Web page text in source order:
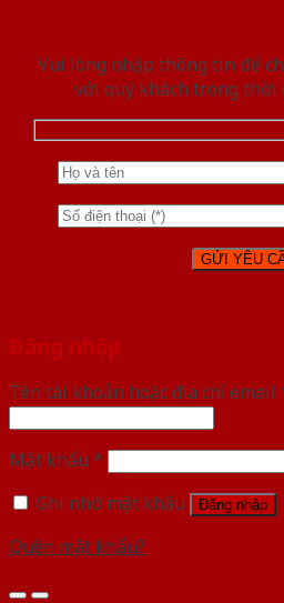
Vui lòng nhập thông tin để
với quý khách trong thời
Đăng nhập
Tên tài khoản hoặc địa chỉ email
Mật khẩu *
Ghi nhớ mật khẩu
Đăng nhập
Quên mật khẩu?